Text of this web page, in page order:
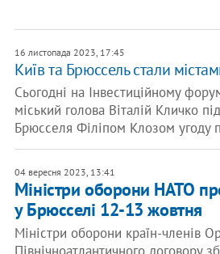
16 листопада 2023, 17:45
Київ та Брюссель стали
Сьогодні на Інвестиційному
міський голова Віталій Кличко
Брюсселя Філіпом Клозом угоду
04 вересня 2023, 13:41
Міністри оборони НАТО
у Брюсселі 12-13 жовтня
Міністри оборони країн-членів